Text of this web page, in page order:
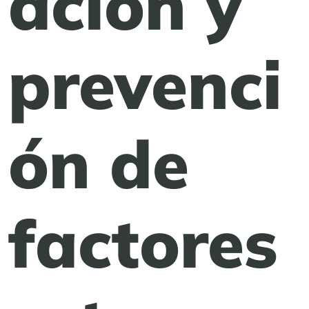
prevenci
ón de
factores